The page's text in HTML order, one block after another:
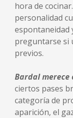
hora de
personalidad
espontaneidad
preguntarse si
previos.
Bardal merece
ciertos pases
categoría de
aparición, el